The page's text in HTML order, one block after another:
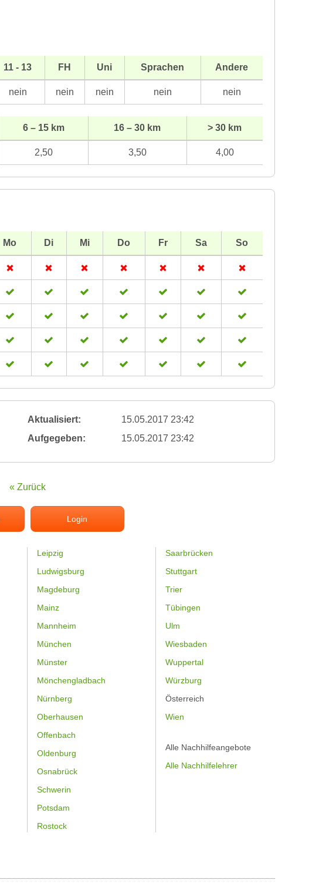
11 - 13 FH Uni Sprachen Andere
nein nein nein nein nein
6 – 15 km 16 – 30 km > 30 km
2,50 3,50 4,00
Mo Di Mi Do Fr Sa So
Aktualisiert:
15.05.2017 23:42
Aufgegeben: 15.05.2017 23:42
« Zurück
Login
Leipzig
Ludwigsburg
Magdeburg
Mainz
Mannheim
München
Münster
Mönchengladbach
Nürnberg
Oberhausen
Offenbach
Oldenburg
Osnabrück
Schwerin
Potsdam
Rostock
Saarbrücken
Stuttgart
Trier
Tübingen
Ulm
Wiesbaden
Wuppertal
Würzburg
Österreich
Wien
Alle Nachhilfeangebote
Alle Nachhilfelehrer